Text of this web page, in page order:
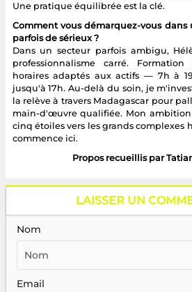
Une pratique équilibrée est la clé.
Comment vous démarquez-vous
parfois de sérieux ?
Dans un secteur parfois ambigu,
professionnalisme carré.
horaires adaptés aux actifs — 7h à
jusqu'à 17h. Au-delà du soin, je
la relève à travers Madagascar pour
main-d'œuvre qualifiée. Mon
cinq étoiles vers les grands complexes
commence ici.
Propos recueillis par
LAISSER UN
Nom
Email